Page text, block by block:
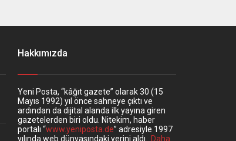
Hakkımızda
Yeni Posta, “kâğıt gazete” olarak 30 (15
Mayıs 1992) yıl önce sahneye çıktı ve
ardından da dijital alanda ilk yayına giren
gazetelerden biri oldu. Nitekim, haber
portalı “www.yeniposta.de” adresiyle 1997
yılında web dünyasındaki yerini aldı.
Daha